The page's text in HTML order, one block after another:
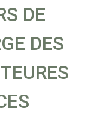
DE
DES